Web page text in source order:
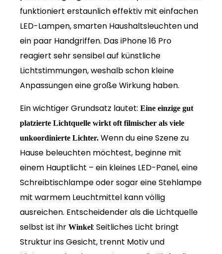
funktioniert erstaunlich effektiv mit einfachen
LED-Lampen, smarten Haushaltsleuchten und
ein paar Handgriffen. Das iPhone 16 Pro
reagiert sehr sensibel auf künstliche
Lichtstimmungen, weshalb schon kleine
Anpassungen eine große Wirkung haben.
Ein wichtiger Grundsatz lautet:Eine einzige gut
platzierte Lichtquelle wirkt oft filmischer als viele
unkoordinierte Lichter. Wenn du eine Szene zu
Hause beleuchten möchtest, beginne mit
einem Hauptlicht – ein kleines LED-Panel, eine
Schreibtischlampe oder sogar eine Stehlampe
mit warmem Leuchtmittel kann völlig
ausreichen. Entscheidender als die Lichtquelle
selbst ist ihrWinkel: Seitliches Licht bringt
Struktur ins Gesicht, trennt Motiv und